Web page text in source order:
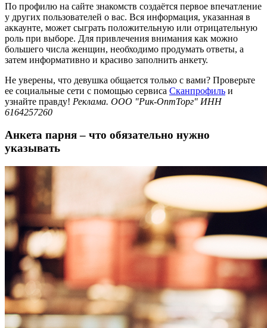
По профилю на сайте знакомств создаётся первое впечатление
у других пользователей о вас. Вся информация, указанная в
аккаунте, может сыграть положительную или отрицательную
роль при выборе. Для привлечения внимания как можно
большего числа женщин, необходимо продумать ответы, а
затем информативно и красиво заполнить анкету.
Не уверены, что девушка общается только с вами? Проверьте
ее социальные сети с помощью сервиса Сканпрофиль и
узнайте правду! Реклама. ООО "Рик-ОптТорг" ИНН
6164257260
Анкета парня – что обязательно нужно
указывать